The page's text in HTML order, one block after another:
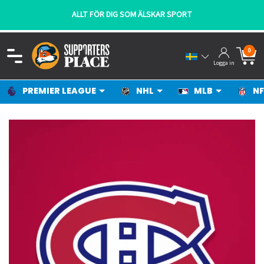
ALLT FÖR DIG SOM ÄLSKAR SPORT
Logga in
0
PREMIER LEAGUE NHL MLB